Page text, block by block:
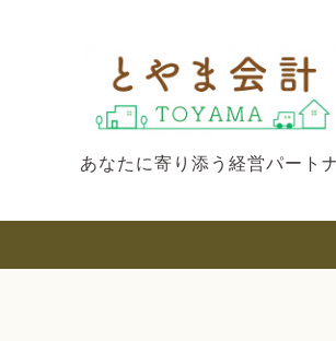
あなたに寄り添う経営パート